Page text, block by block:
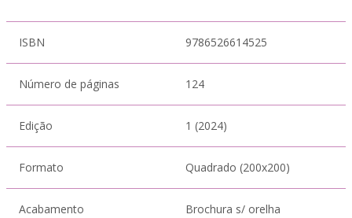
ISBN 9786526614525
Número de páginas 124
Edição 1 (2024)
Formato Quadrado (200x200)
Acabamento Brochura s/ orelha